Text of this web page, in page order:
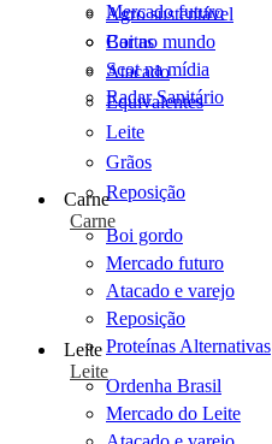
Agro sustentável
Cartas
Scot na mídia
Radar Sanitário
Mercado futuro
Boi no mundo
Atacado
Equivalentes
Leite
Grãos
Reposição
Carne
Carne
Boi gordo
Mercado futuro
Atacado e varejo
Reposição
Proteínas Alternativas
Leite
Leite
Ordenha Brasil
Mercado do Leite